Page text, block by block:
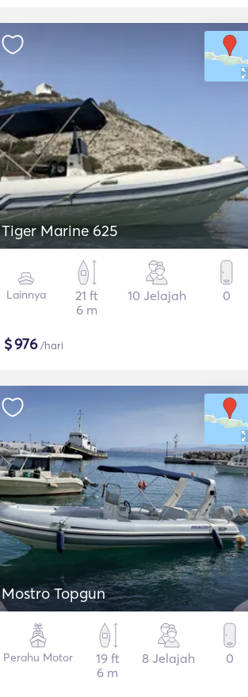
Tiger Marine 625
Lainnya
21 ft
6 m
10 Jelajah 0
$976/hari
Mostro Topgun
Perahu Motor
19 ft
6 m
8 Jelajah 0